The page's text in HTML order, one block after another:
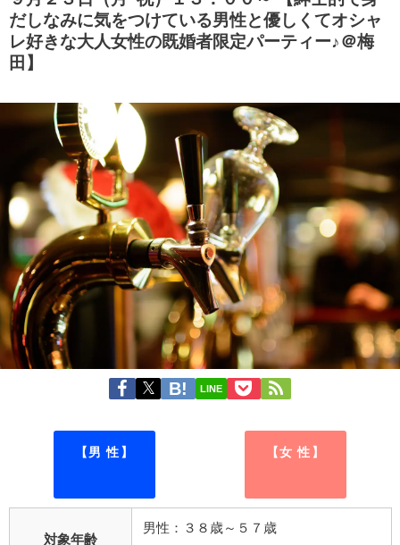
ー♪＠池袋】
だしなみに気をつけている男性と優しくてオシャ
レ好きな大人女性の既婚者限定パーティー♪＠梅
田】
LINE
【男 性】 【女 性】
対象年齢
男性：３８歳～５７歳